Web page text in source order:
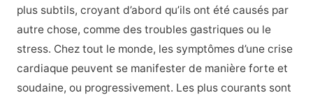
plus subtils, croyant d’abord qu’ils ont été causés par
autre chose, comme des troubles gastriques ou le
stress. Chez tout le monde, les symptômes d’une crise
cardiaque peuvent se manifester de manière forte et
soudaine, ou progressivement. Les plus courants sont